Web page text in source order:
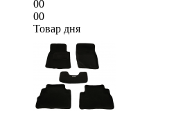
00
00
Товар дня